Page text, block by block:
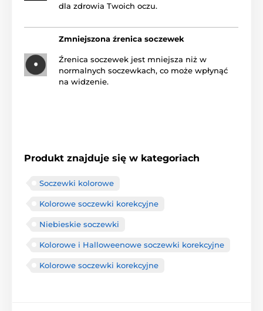
dla zdrowia Twoich oczu.
Zmniejszona źrenica soczewek
Źrenica soczewek jest mniejsza niż w
normalnych soczewkach, co może wpłynąć
na widzenie.
Produkt znajduje się w kategoriach
Soczewki kolorowe
Kolorowe soczewki korekcyjne
Niebieskie soczewki
Kolorowe i Halloweenowe soczewki korekcyjne
Kolorowe soczewki korekcyjne